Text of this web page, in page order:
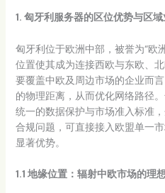
1. 匈牙利服务器的区位优势与区
匈牙利位于欧洲中部，被誉为“欧
位置使其成为连接西欧与东欧、
要覆盖中欧及周边市场的企业而言
的物理距离，从而优化网络路径
统一的数据保护与市场准入标准
合规问题，可直接接入欧盟单一
显著优势。
1.1 地缘位置：辐射中欧市场的理